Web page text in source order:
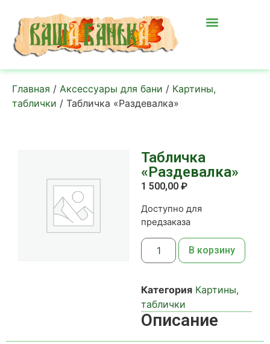
Главная / Аксессуары для бани / Картины,
таблички / Табличка «Раздевалка»
Табличка
«Раздевалка»
1 500,00 ₽
Доступно для
предзаказа
В корзину
Категория Картины,
таблички
Описание